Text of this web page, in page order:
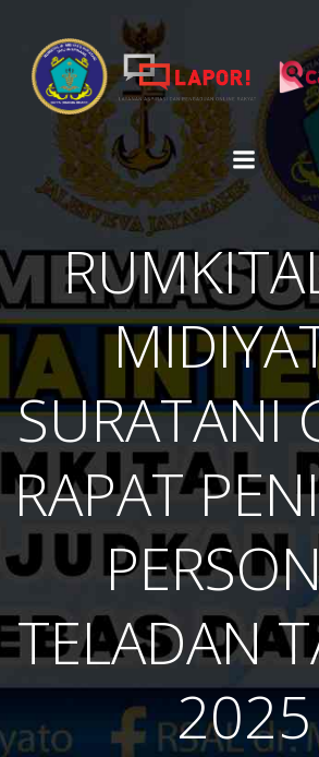
content
SURATANI
RAPAT
TELADAN
2025